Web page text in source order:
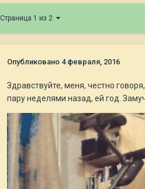
Страница 1 из 2
Опубликовано 4 февраля, 2016
Здравствуйте, меня, честно
пару неделями назад, ей год.